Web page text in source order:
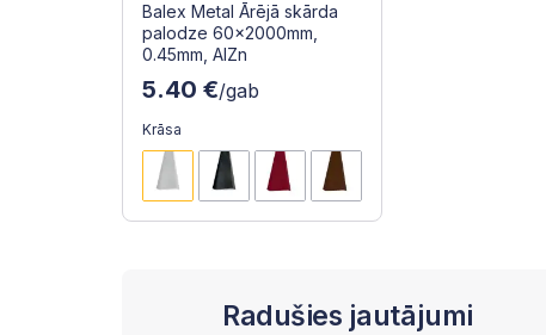
Balex Metal Ārējā skārda
palodze 60x2000mm,
0.45mm, AlZn
5.40 €/gab
Krāsa
Radušies jautājumi